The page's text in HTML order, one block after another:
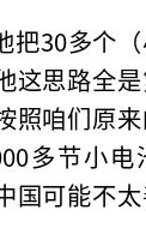
把30多个（
思路全是
照咱们原
多节小电
国可能不